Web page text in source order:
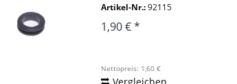
Artikel-Nr.:92115
1,90 € *
Nettopreis: 1,60 €